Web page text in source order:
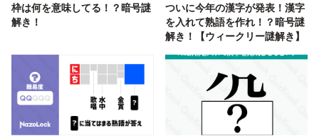
枠は何を意味してる！？暗号謎
解き！
ついに今年の漢字が発表！漢字
を入れて熟語を作れ！？暗号謎
解き！【ウィークリー謎解き】